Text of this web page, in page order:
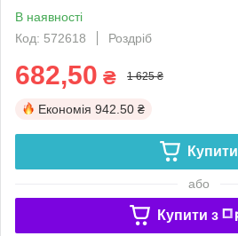
В наявності
Код: 572618
Роздріб
682,50 ₴ 1 625 ₴
Економія 942.50 ₴
Купити
або
Купити з